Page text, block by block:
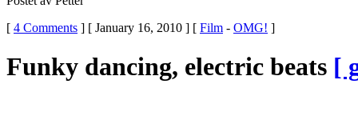
[ 4 Comments ] [ January 16, 2010 ] [ Film - OMG! ]
Funky dancing, electric beats [